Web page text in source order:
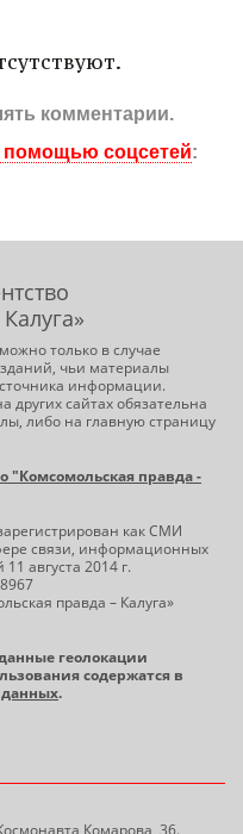
комментарии.
помощью соцсетей:
только в случае
чьи материалы
информации.
других сайтах обязательна
либо на главную страницу
"Комсомольская правда -
как СМИ
связи, информационных
августа 2014 г.
правда – Калуга»
геолокации
содержатся в
.